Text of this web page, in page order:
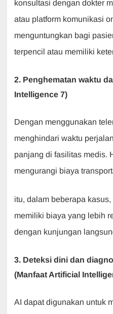
konsultasi dengan dokter
atau platform komunikasi
menguntungkan bagi
terpencil atau memiliki
2. Penghematan waktu
Intelligence 7)
Dengan menggunakan
menghindari waktu
panjang di fasilitas medis.
mengurangi biaya
itu, dalam beberapa
memiliki biaya yang lebih
dengan kunjungan
3. Deteksi dini dan
(Manfaat Artificial
AI dapat digunakan untuk